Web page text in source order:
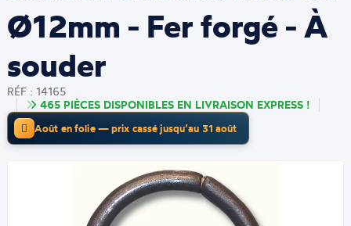
Ø12mm - Fer forgé - À
souder
RÉF : 14165
465 PIÈCES DISPONIBLES EN LIVRAISON EXPRESS !
Août en folie — prix cassé jusqu’au 31 août